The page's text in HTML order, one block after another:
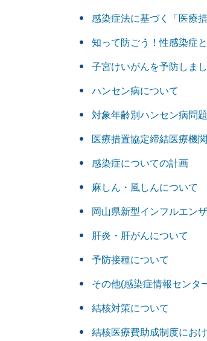
感染症法に基づく「医療
知って防ごう！性感染症
子宮けいがんを予防しまし
ハンセン病について
対象年齢別ハンセン病問
医療措置協定締結医療機
感染症についての計画
麻しん・風しんについて
岡山県新型インフルエン
肝炎・肝がんについて
予防接種について
その他(感染症情報センタ
結核対策について
結核医療費助成制度にお